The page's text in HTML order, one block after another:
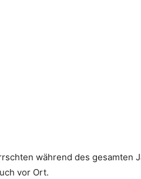
während des gesamten
vor Ort.